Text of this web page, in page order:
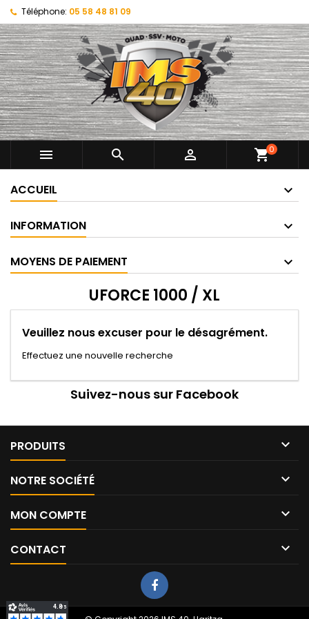
Téléphone: 05 58 48 81 09
   shopping_cart0
ACCUEIL
INFORMATION
MOYENS DE PAIEMENT
UFORCE 1000 / XL
Veuillez nous excuser pour le désagrément.
Effectuez une nouvelle recherche
Suivez-nous sur Facebook
PRODUITS 
NOTRE SOCIÉTÉ 
MON COMPTE 
CONTACT 